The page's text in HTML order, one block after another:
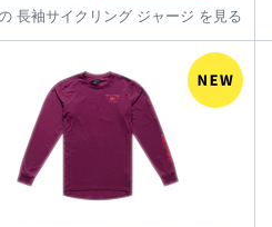
長袖サイクリング ジャージ を見る